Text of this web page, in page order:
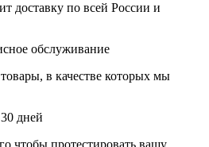
доставку по всей России и
обслуживание
в качестве которых мы
дней